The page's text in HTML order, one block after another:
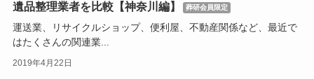
遺品整理業者を比較【神奈川編】 葬研会員限定
運送業、リサイクルショップ、便利屋、不動産関係など、最近で
はたくさんの関連業...
2019年4月22日